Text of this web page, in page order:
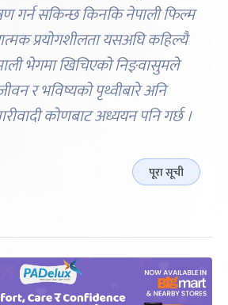
गर्न सकिन्छ किनकि नेपाली फिल्म
प्रयोगशीलता यसअघि कहिल्यै
भेगमा खिचिएको निङ्वासुमले
र भविष्यको पृथ्वीबारे अनि
कोणबाट अध्ययन पनि गर्छ ।
पूरा सूची